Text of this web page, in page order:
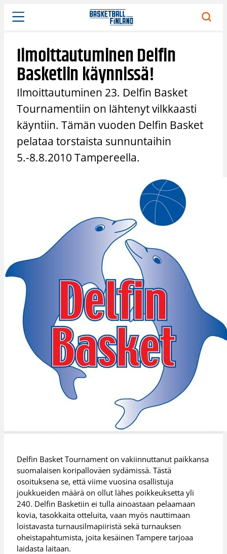
Siirry
sisältöön
Ilmoittautuminen Delfin
Basketiin käynnissä!
Ilmoittautuminen 23. Delfin Basket
Tournamentiin on lähtenyt vilkkaasti
käyntiin. Tämän vuoden Delfin Basket
pelataa torstaista sunnuntaihin
5.-8.8.2010 Tampereella.
Delfin Basket Tournament on vakiinnuttanut paikkansa
suomalaisen koripalloväen sydämissä. Tästä
osoituksena se, että viime vuosina osallistuja
joukkueiden määrä on ollut lähes poikkeuksetta yli
240. Delfin Basketiin ei tulla ainoastaan pelaamaan
kovia, tasokkaita otteluita, vaan myös nauttimaan
loistavasta turnausilmapiiristä sekä turnauksen
oheistapahtumista, joita kesäinen Tampere tarjoaa
laidasta laitaan.